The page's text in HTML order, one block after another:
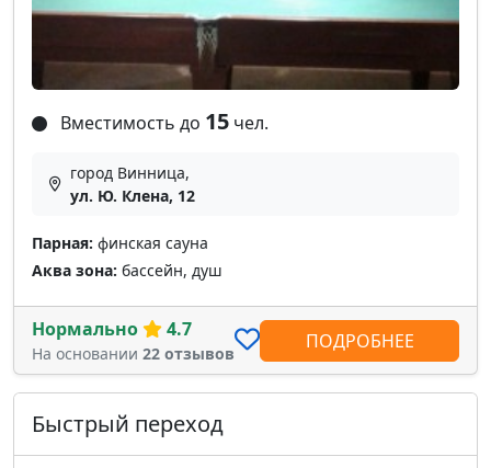
Вместимость до 15 чел.
город Винница,
ул. Ю. Клена, 12
Парная: финская сауна
Аква зона: бассейн, душ
Нормально 4.7
На основании 22 отзывов
ПОДРОБНЕЕ
Быстрый переход